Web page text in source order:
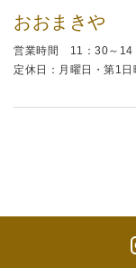
おおまきや
営業時間 11：30～14
定休日：月曜日・第1日